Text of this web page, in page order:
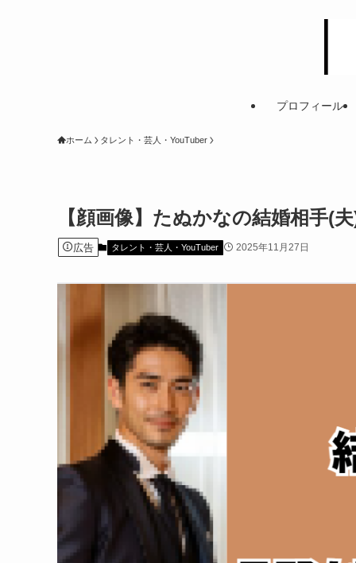
プロフィール
ホーム タレント・芸人・YouTuber
【顔画像】たぬかなの結婚相手(
広告 タレント・芸人・YouTuber 2025年11月27日